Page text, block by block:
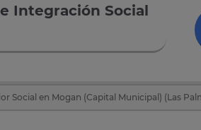
Integración Social
Social en Mogan (Capital Municipal) (Las